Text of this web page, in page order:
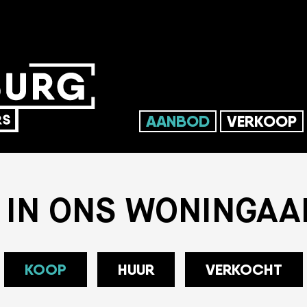
AANBOD VERKOOP
IN ONS
KOOP HUUR VERKOCHT